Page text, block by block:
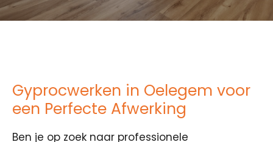
Gyprocwerken in Oelegem voor
een Perfecte Afwerking
Ben je op zoek naar professionele